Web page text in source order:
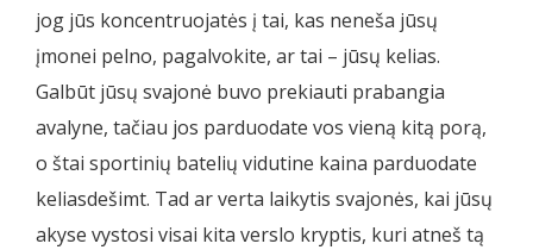
jog jūs koncentruojatės į tai, kas neneša jūsų
įmonei pelno, pagalvokite, ar tai – jūsų kelias.
Galbūt jūsų svajonė buvo prekiauti prabangia
avalyne, tačiau jos parduodate vos vieną kitą porą,
o štai sportinių batelių vidutine kaina parduodate
keliasdešimt. Tad ar verta laikytis svajonės, kai jūsų
akyse vystosi visai kita verslo kryptis, kuri atneš tą